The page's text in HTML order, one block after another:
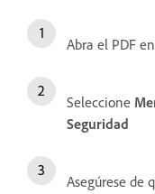
Abra el PDF en
Seleccione
Seguridad
Asegúrese de